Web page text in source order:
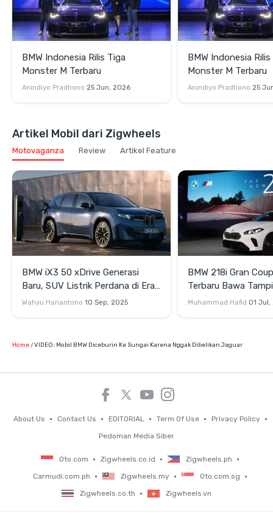
BMW Indonesia Rilis Tiga
Monster M Terbaru
Anindiyo Pradhono 25 Jun, 2026
BMW Indonesia
Monster M Terbaru
Anindiyo Pradhono 25
Artikel Mobil dari Zigwheels
Motovaganza Review Artikel Feature
BMW iX3 50 xDrive Generasi
Baru, SUV Listrik Perdana di Era
Neue Klasse
Wahyu Hariantono 10 Sep, 2025
BMW 218i Gran
Terbaru Bawa
Agresif dan
Muhammad Hafid 01 Jul,
Home VIDEO: Mobil BMW Diceburin Ke Sungai Karena Nggak Dibelikan Jaguar
About Us Contact Us EDITORIAL Term Of Use
Privacy Policy
Pedoman Media Siber
Oto.com Zigwheels.co.id
Zigwheels.ph
Carmudi.com.ph
Zigwheels.my
Oto.com.sg
Zigwheels.co.th
Zigwheels.vn